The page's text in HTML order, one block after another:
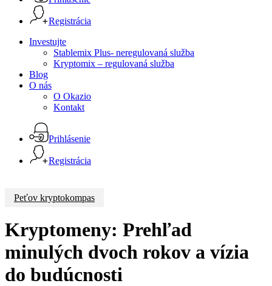
Registrácia
Menu
Investujte
Stablemix Plus- neregulovaná služba
Kryptomix – regulovaná služba
Blog
O nás
O Okazio
Kontakt
Prihlásenie
Registrácia
Peťov kryptokompas
Kryptomeny: Prehľad
minulých dvoch rokov a vízia
do budúcnosti